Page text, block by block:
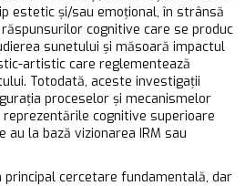
estetic și/sau emoțional, în strânsă
cognitive care se produc
sunetului și măsoară impactul
artistic care reglementează
Totodată, aceste investigații
proceselor și mecanismelor
cognitive superioare
au la bază vizionarea IRM sau
cercetare fundamentală, dar